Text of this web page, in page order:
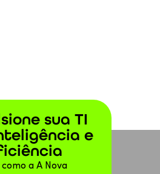
sua TI
e
a A Nova